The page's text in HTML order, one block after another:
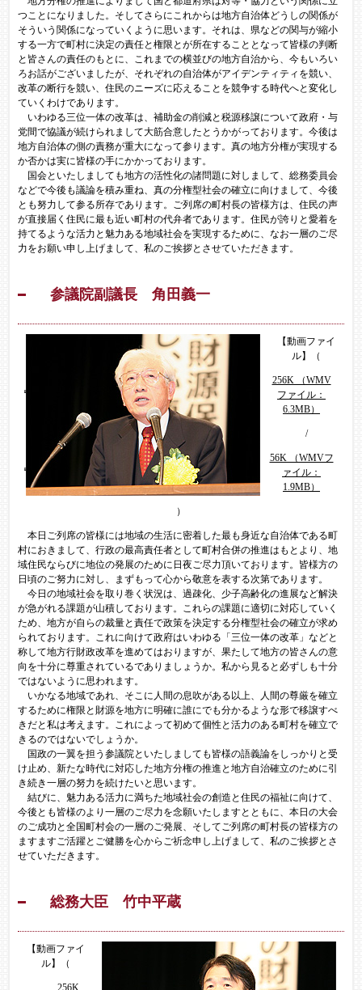
つことになりました。そしてさらにこれからは地方自治体どうしの関係が
そういう関係になっていくように思います。それは、県などの関与が縮小
する一方で町村に決定の責任と権限とが所在することとなって皆様の判断
と皆さんの責任のもとに、これまでの横並びの地方自治から、今もいろい
ろお話がございましたが、それぞれの自治体がアイデンティティを競い、
改革の断行を競い、住民のニーズに応えることを競争する時代へと変化し
ていくわけであります。
いわゆる三位一体の改革は、補助金の削減と税源移譲について政府・与
党間で協議が続けられまして大筋合意したとうかがっております。今後は
地方自治体の側の責務が重大になって参ります。真の地方分権が実現する
か否かは実に皆様の手にかかっております。
国会といたしましても地方の活性化の諸問題に対しまして、総務委員会
などで今後も議論を積み重ね、真の分権型社会の確立に向けまして、今後
とも努力して参る所存であります。ご列席の町村長の皆様方は、住民の声
が直接届く住民に最も近い町村の代弁者であります。住民が誇りと愛着を
持てるような活力と魅力ある地域社会を実現するために、なお一層のご尽
力をお願い申し上げまして、私のご挨拶とさせていただきます。
参議院副議長 角田義一
【動画ファイ
ル】（
256K （WMV
ファイル：
6.3MB）
/
56K （WMVフ
ァイル：
1.9MB）
）
本日ご列席の皆様には地域の生活に密着した最も身近な自治体である町
村におきまして、行政の最高責任者として町村合併の推進はもとより、地
域住民ならびに地位の発展のために日夜ご尽力頂いております。皆様方の
日頃のご努力に対し、まずもって心から敬意を表する次第であります。
今日の地域社会を取り巻く状況は、過疎化、少子高齢化の進展など解決
が急がれる課題が山積しております。これらの課題に適切に対応していく
ため、地方が自らの裁量と責任で政策を決定する分権型社会の確立が求め
られております。これに向けて政府はいわゆる「三位一体の改革」などと
称して地方行財政改革を進めてはおりますが、果たして地方の皆さんの意
向を十分に尊重されているでありましょうか。私から見ると必ずしも十分
ではないように思われます。
いかなる地域であれ、そこに人間の息吹がある以上、人間の尊厳を確立
するために権限と財源を地方に明確に誰にでも分かるような形で移譲すべ
きだと私は考えます。これによって初めて個性と活力のある町村を確立で
きるのではないでしょうか。
国政の一翼を担う参議院といたしましても皆様の語義論をしっかりと受
け止め、新たな時代に対応した地方分権の推進と地方自治確立のために引
き続き一層の努力を続けたいと思います。
結びに、魅力ある活力に満ちた地域社会の創造と住民の福祉に向けて、
今後とも皆様のより一層のご尽力を念願いたしますとともに、本日の大会
のご成功と全国町村会の一層のご発展、そしてご列席の町村長の皆様方の
ますますご活躍とご健勝を心からご祈念申し上げまして、私のご挨拶とさ
せていただきます。
総務大臣 竹中平蔵
【動画ファイ
ル】（